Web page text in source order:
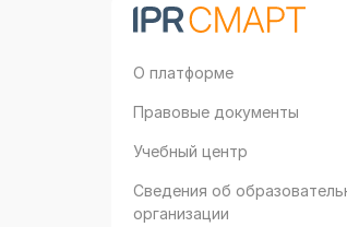
О платформе
Правовые документы
Учебный центр
Сведения об
организации